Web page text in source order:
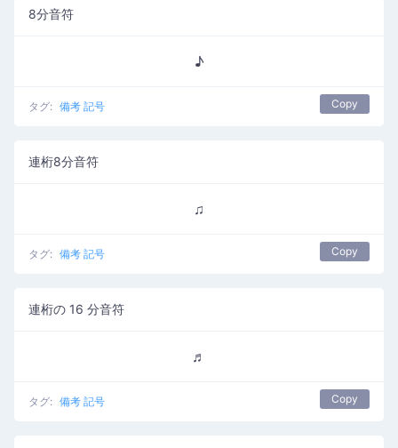
8分音符
♪
タグ: 備考 記号 Copy
連桁8分音符
♫
タグ: 備考 記号 Copy
連桁の 16 分音符
♬
タグ: 備考 記号 Copy